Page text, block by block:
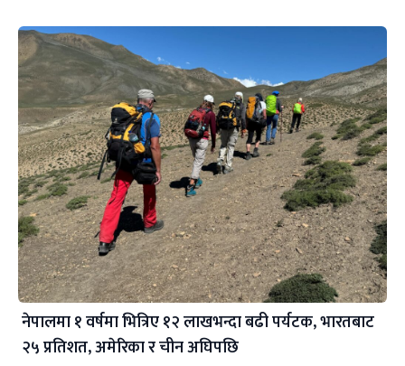
नेपालमा १ वर्षमा भित्रिए १२ लाखभन्दा बढी पर्यटक, भारतबाट
२५ प्रतिशत, अमेरिका र चीन अघिपछि